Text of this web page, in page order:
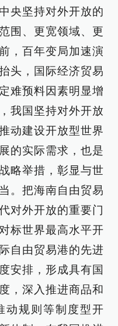
央坚持对外开放的
围、更宽领域、更
，百年变局加速演
头，国际经济贸易
难预料因素明显增
我国坚持对外开放
动建设开放型世界
的实际需求，也是
略举措，彰显与世
。把海南自由贸易
对外开放的重要门
标世界最高水平开
自由贸易港的先进
安排，形成具有国
，深入推进商品和
动规则等制度型开